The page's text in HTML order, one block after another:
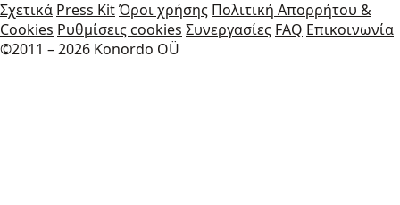
Σχετικά Press KitΌροι χρήσης Πολιτική Απορρήτου &
Cookies Ρυθμίσεις cookies Συνεργασίες FAQ Επικοινωνία
©2011 – 2026 Konordo OÜ